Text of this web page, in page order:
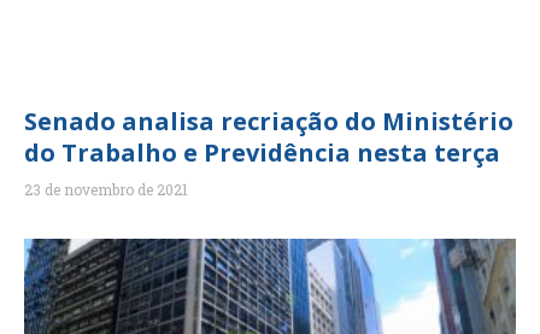
Senado analisa recriação do Ministério
do Trabalho e Previdência nesta terça
23 de novembro de 2021